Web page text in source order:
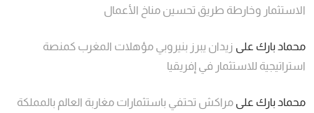
الاستثمار وخارطة طريق تحسين مناخ الأعمال
محماد بارك على زيدان يبرز بنيروبي مؤهلات المغرب كمنصة
استراتيجية للاستثمار في إفريقيا
محماد بارك على مراكش تحتفي باستثمارات مغاربة العالم بالمملكة